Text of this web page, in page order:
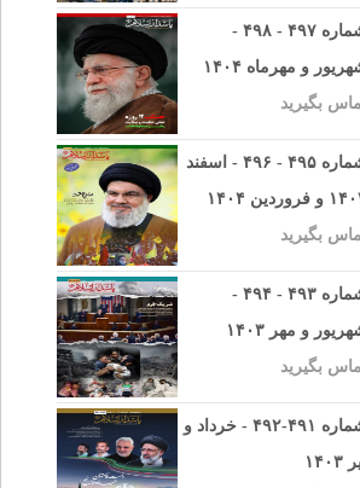
شماره ۴۹۷ - ۴۹۸ -
و مهرماه ۱۴۰۴
بگیرید
شماره ۴۹۵ - ۴۹۶ - اسفند
فروردین ۱۴۰۴
بگیرید
شماره ۴۹۳ - ۴۹۴ -
و مهر ۱۴۰۳
بگیرید
شماره ۴۹۱-۴۹۲ - خرداد و